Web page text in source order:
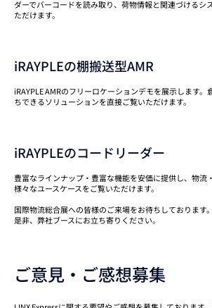
ダーでバーコードを読み取り、荷物情報と関連づけるシ
ただけます。
iRAYPLEの棚搬送型AMR
iRAYPLE AMRのフリーロケーションデモを展示します
ちできるソリューションを直接ご覧いただけます。
iRAYPLEのコードリーダー
豊富なラインナップ・豊富な機能を安価に提供し、物流
様々なユースケースをご覧いただけます。
国際物流総合展への皆様のご来場をお待ちしております。
是非、弊社ブースにお立ち寄りください。
ご意見・ご感想募集